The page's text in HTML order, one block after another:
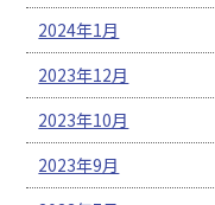
2024年1月
2023年12月
2023年10月
2023年9月